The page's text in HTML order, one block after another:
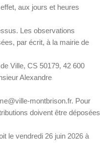
aux jours et heures
Les observations
par écrit, à la mairie de
Ville, CS 50179, 42 600
Alexandre
montbrison.fr. Pour
doivent être déposées
le vendredi 26 juin 2026 à